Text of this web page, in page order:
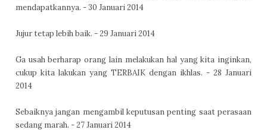
mendapatkannya. - 30 Januari 2014
Jujur tetap lebih baik. - 29 Januari 2014
Ga usah berharap orang lain melakukan hal yang kita inginkan,
cukup kita lakukan yang TERBAIK dengan ikhlas. - 28 Januari
2014
Sebaiknya jangan mengambil keputusan penting saat perasaan
sedang marah. - 27 Januari 2014